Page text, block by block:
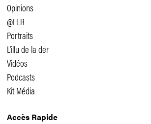
Opinions
@FER
Portraits
L'illu de la der
Vidéos
Podcasts
Kit Média
Accès Rapide